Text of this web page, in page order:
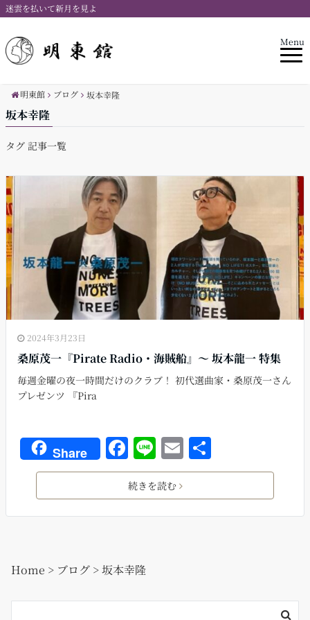
迷雲を払いて新月を見よ
Menu
明東館 ブログ 坂本幸隆
坂本幸隆
タグ 記事一覧
2024年3月23日
桑原茂一『Pirate Radio・海賊船』〜 坂本龍一 特集
毎週金曜の夜一時間だけのクラブ！ 初代選曲家・桑原茂一さん
プレゼンツ 『Pira
Share F
a
c
e
o
o
k
Li
n
e
E
m
ai
l
有
続きを読む
Home > ブログ >坂本幸隆